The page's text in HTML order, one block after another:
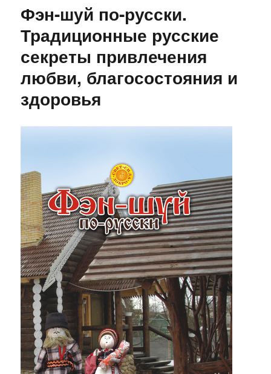
Фэн-шуй по-русски.
Традиционные русские
секреты привлечения
любви, благосостояния и
здоровья